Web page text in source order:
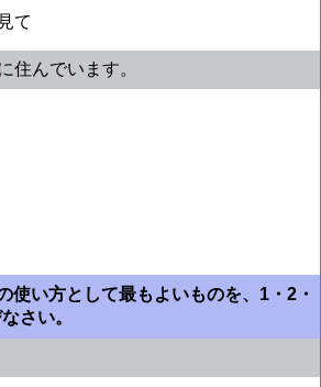
て
住んでいます。
使い方として最もよいものを、1・2・
さい。